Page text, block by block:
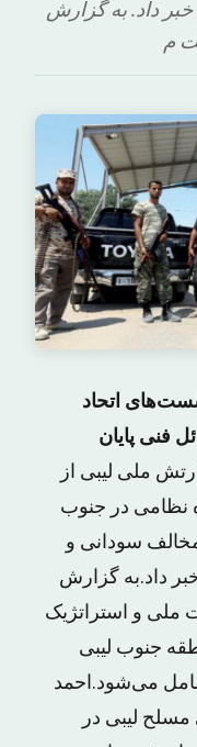
داد. به گزارش
م
اتحاد
فنی پایان
ملی لیبی از
نظامی در جنوب
سودانی و
داد.به گزارش
ملی و استراتژیک
جنوب لیبی
می‌شود.احمد
لیبی در